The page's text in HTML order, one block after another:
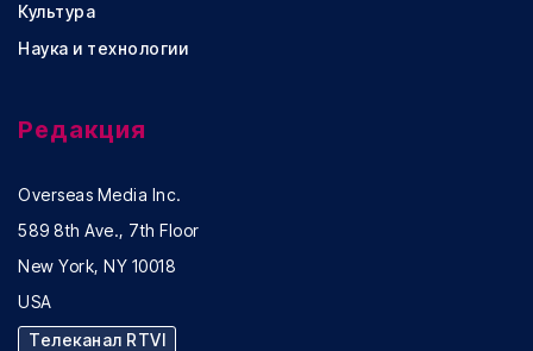
Культура
Наука и технологии
Редакция
Overseas Media Inc.
589 8th Ave., 7th Floor
New York, NY 10018
USA
Телеканал RTVI